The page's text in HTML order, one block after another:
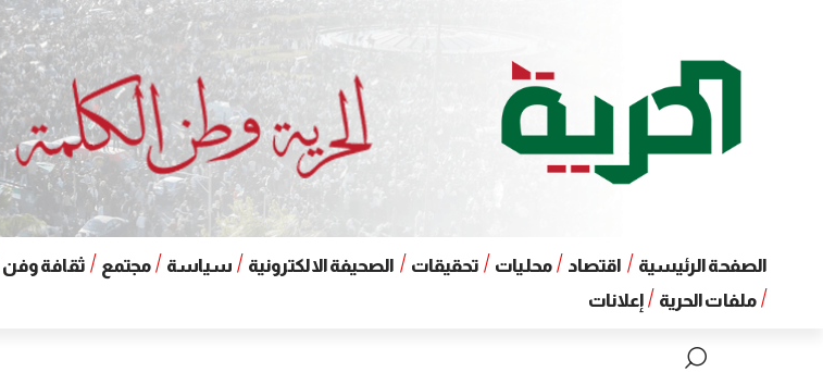
الصفحة الرئيسية اقتصاد محليات تحقيقات الصحيفة الالكترونية سياسة مجتمع ثقافة وفن
ملفات الحرية
إعلانات